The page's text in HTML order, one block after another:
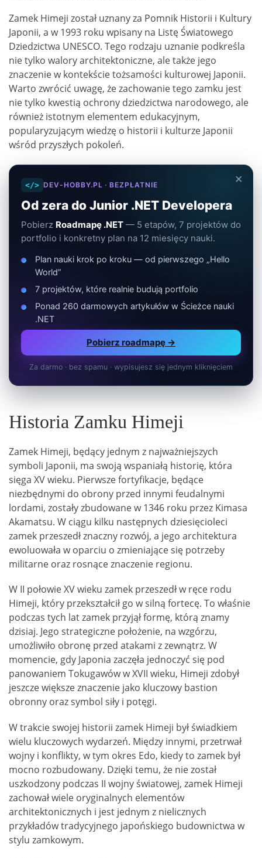
Zamek Himeji został uznany za Pomnik Historii i Kultury
Japonii, a w 1993 roku wpisany na Listę Światowego
Dziedzictwa UNESCO. Tego rodzaju uznanie podkreśla
nie tylko walory architektoniczne, ale także jego
znaczenie w kontekście tożsamości kulturowej Japonii.
Warto zwrócić uwagę, że zachowanie tego zamku jest
nie tylko kwestią ochrony dziedzictwa narodowego, ale
również istotnym elementem edukacyjnym,
popularyzującym wiedzę o historii i kulturze Japonii
wśród przyszłych pokoleń.
×
</> DEV-HOBBY.PL · BEZPŁATNIE
Od zera do Junior .NET Developera
Pobierz Roadmapę .NET — 5 etapów, 7 projektów do
portfolio i konkretny plan na 12 miesięcy nauki.
Plan nauki krok po kroku — od pierwszego „Hello
World”
7 projektów, które realnie budują portfolio
Ponad 260 darmowych artykułów w Ścieżce nauki
.NET
Pobierz roadmapę →
Za darmo · bez spamu · wypisujesz się jednym kliknięciem
Historia Zamku Himeji
Zamek Himeji, będący jednym z najważniejszych
symboli Japonii, ma swoją wspaniałą historię, która
sięga XV wieku. Pierwsze fortyfikacje, będące
niezbędnymi do obrony przed innymi feudalnymi
lordami, zostały zbudowane w 1346 roku przez Kimasa
Akamatsu. W ciągu kilku następnych dziesięcioleci
zamek przeszedł znaczny rozwój, a jego architektura
ewoluowała w oparciu o zmieniające się potrzeby
militarne oraz rosnące znaczenie regionu.
W II połowie XV wieku zamek przeszedł w ręce rodu
Himeji, który przekształcił go w silną fortecę. To właśnie
podczas tych lat zamek przyjął formę, którą znamy
dzisiaj. Jego strategiczne położenie, na wzgórzu,
umożliwiło obronę przed atakami z zewnątrz. W
momencie, gdy Japonia zaczęła jednoczyć się pod
panowaniem Tokugawów w XVII wieku, Himeji zdobył
jeszcze większe znaczenie jako kluczowy bastion
obronny oraz symbol siły i potęgi.
W trakcie swojej historii zamek Himeji był świadkiem
wielu kluczowych wydarzeń. Między innymi, przetrwał
wojny i konflikty, w tym okres Edo, kiedy to zamek był
mocno rozbudowany. Dzięki temu, że nie został
uszkodzony podczas II wojny światowej, zamek Himeji
zachował wiele oryginalnych elementów
architektonicznych i jest jednym z nielicznych
przykładów tradycyjnego japońskiego budownictwa w
stylu zamkowym.